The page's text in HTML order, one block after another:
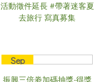
2020
活動徵件延長 #帶著迷客夏
去旅行 寫真募集
Sep
2020
振興三倍劵加碼抽獎-得獎